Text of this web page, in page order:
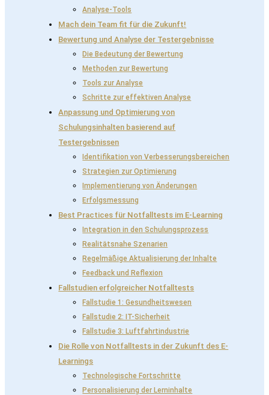
Analyse-Tools
Mach dein Team fit für die Zukunft!
Bewertung und Analyse der Testergebnisse
Die Bedeutung der Bewertung
Methoden zur Bewertung
Tools zur Analyse
Schritte zur effektiven Analyse
Anpassung und Optimierung von
Schulungsinhalten basierend auf
Testergebnissen
Identifikation von Verbesserungsbereichen
Strategien zur Optimierung
Implementierung von Änderungen
Erfolgsmessung
Best Practices für Notfalltests im E-Learning
Integration in den Schulungsprozess
Realitätsnahe Szenarien
Regelmäßige Aktualisierung der Inhalte
Feedback und Reflexion
Fallstudien erfolgreicher Notfalltests
Fallstudie 1: Gesundheitswesen
Fallstudie 2: IT-Sicherheit
Fallstudie 3: Luftfahrtindustrie
Die Rolle von Notfalltests in der Zukunft des E-
Learnings
Technologische Fortschritte
Personalisierung der Lerninhalte